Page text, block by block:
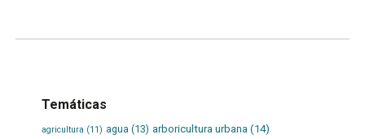
Temáticas
agricultura (11) agua (13) arboricultura urbana (14)